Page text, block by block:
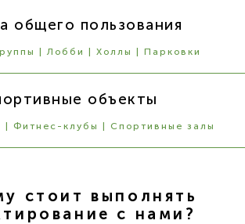
общего пользования
| Лобби | Холлы | Парковки
объекты
Фитнес-клубы | Спортивные залы
стоит выполнять
с нами?